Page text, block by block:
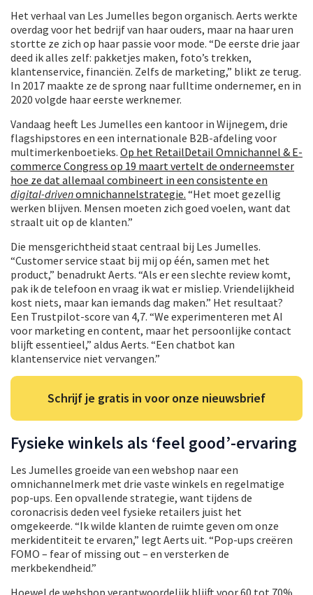
Het verhaal van Les Jumelles begon organisch. Aerts werkte
overdag voor het bedrijf van haar ouders, maar na haar uren
stortte ze zich op haar passie voor mode. “De eerste drie jaar
deed ik alles zelf: pakketjes maken, foto’s trekken,
klantenservice, financiën. Zelfs de marketing,” blikt ze terug.
In 2017 maakte ze de sprong naar fulltime ondernemer, en in
2020 volgde haar eerste werknemer.
Vandaag heeft Les Jumelles een kantoor in Wijnegem, drie
flagshipstores en een internationale B2B-afdeling voor
multimerkenboetieks. Op het RetailDetail Omnichannel & E-
commerce Congress op 19 maart vertelt de onderneemster
hoe ze dat allemaal combineert in een consistente en
digital-drivenomnichannelstrategie. “Het moet gezellig
werken blijven. Mensen moeten zich goed voelen, want dat
straalt uit op de klanten.”
Die mensgerichtheid staat centraal bij Les Jumelles.
“Customer service staat bij mij op één, samen met het
product,” benadrukt Aerts. “Als er een slechte review komt,
pak ik de telefoon en vraag ik wat er misliep. Vriendelijkheid
kost niets, maar kan iemands dag maken.” Het resultaat?
Een Trustpilot-score van 4,7. “We experimenteren met AI
voor marketing en content, maar het persoonlijke contact
blijft essentieel,” aldus Aerts. “Een chatbot kan
klantenservice niet vervangen.”
Schrijf je gratis in voor onze nieuwsbrief
Fysieke winkels als ‘feel good’-ervaring
Les Jumelles groeide van een webshop naar een
omnichannelmerk met drie vaste winkels en regelmatige
pop-ups. Een opvallende strategie, want tijdens de
coronacrisis deden veel fysieke retailers juist het
omgekeerde. “Ik wilde klanten de ruimte geven om onze
merkidentiteit te ervaren,” legt Aerts uit. “Pop-ups creëren
FOMO – fear of missing out – en versterken de
merkbekendheid.”
Hoewel de webshop verantwoordelijk blijft voor 60 tot 70%